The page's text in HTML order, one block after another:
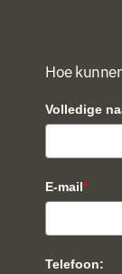
Hoe
Volledige
E-mail*
Telefoon: